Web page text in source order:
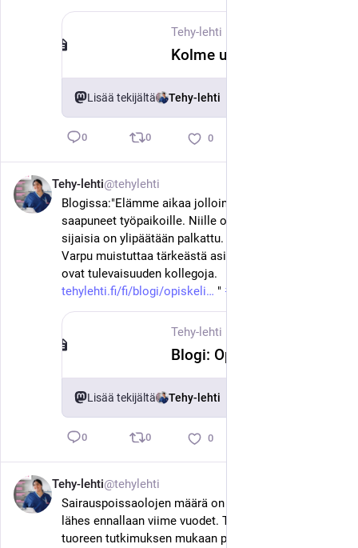
Tehy-lehti
Lisää tekijältä Tehy-lehti
0 0 0
Tehy-lehti@tehylehti
Blogissa:"Elämme aikaa jolloin kesäsijaiset ovat jo
saapuneet työpaikoille. Niille onnekkaille, joille
sijaisia on ylipäätään palkattu. Tehy-lehden bloggari
Varpu muistuttaa tärkeästä asiasta eli siitä miten he
ovat tulevaisuuden kollegoja.
tehylehti.fi/fi/blogi/opiskeli
" #
Tehy-lehti
Lisää tekijältä Tehy-lehti
0 0 0
Tehy-lehti@tehylehti
Sairauspoissaolojen määrä on pysynyt kunnissa
lähes ennallaan viime vuodet. Työterveyslaitoksen
tuoreen tutkimuksen mukaan poissaoloissa näkyvät